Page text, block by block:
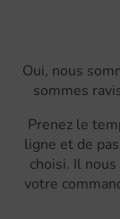
Oui, nous
sommes
Prenez le
ligne et de
choisi. Il
votre